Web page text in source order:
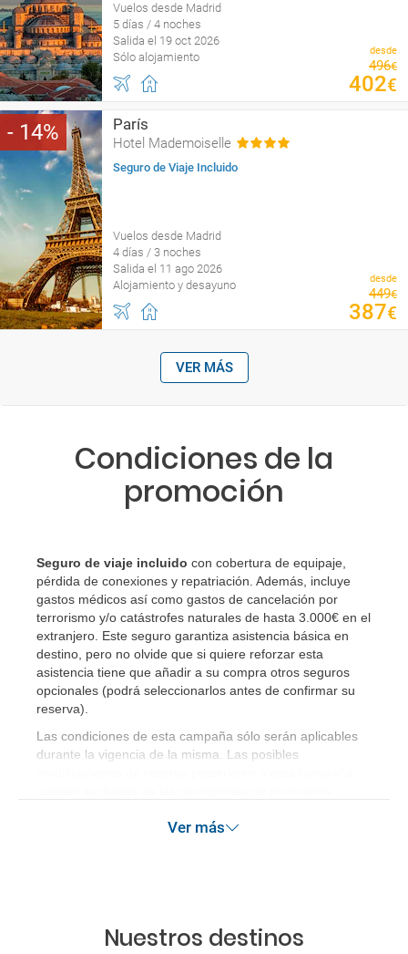
Vuelos desde Madrid
5 días / 4 noches
Salida el 19 oct 2026
Sólo alojamiento
desde
496€
402€
14 París
Hotel Mademoiselle
Seguro de Viaje Incluido
Vuelos desde Madrid
4 días / 3 noches
Salida el 11 ago 2026
Alojamiento y desayuno
desde
449€
387€
VER MÁS
Condiciones de la
promoción
Seguro de viaje incluido con cobertura de equipaje,
pérdida de conexiones y repatriación. Además, incluye
gastos médicos así como gastos de cancelación por
terrorismo y/o catástrofes naturales de hasta 3.000€ en el
extranjero. Este seguro garantiza asistencia básica en
destino, pero no olvide que si quiere reforzar esta
asistencia tiene que añadir a su compra otros seguros
opcionales (podrá seleccionarlos antes de confirmar su
reserva)
Las condiciones de esta campaña sólo serán aplicables
durante la vigencia de la misma. Las posibles
Ver más
Nuestros destinos